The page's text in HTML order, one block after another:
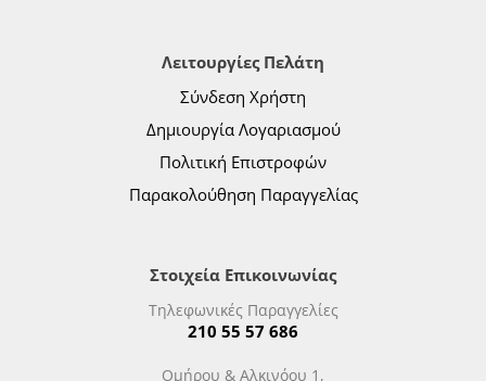
Λειτουργίες Πελάτη
Σύνδεση Χρήστη
Δημιουργία Λογαριασμού
Πολιτική Επιστροφών
Παρακολούθηση Παραγγελίας
Στοιχεία Επικοινωνίας
Τηλεφωνικές Παραγγελίες
210 55 57 686
Ομήρου & Αλκινόου 1,